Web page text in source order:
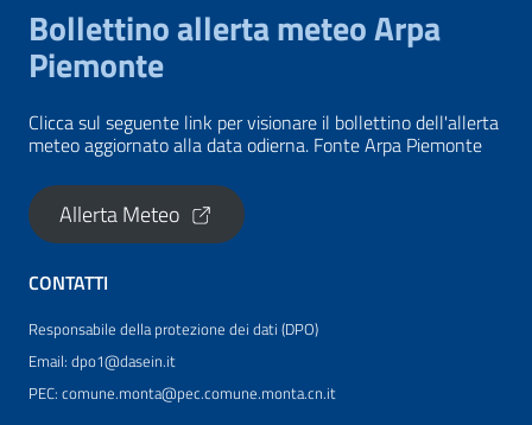
Bollettino allerta meteo Arpa
Piemonte
Clicca sul seguente link per visionare il bollettino dell'allerta
meteo aggiornato alla data odierna. Fonte Arpa Piemonte
Allerta Meteo
CONTATTI
Responsabile della protezione dei dati (DPO)
Email: dpo1@dasein.it
PEC: comune.monta@pec.comune.monta.cn.it